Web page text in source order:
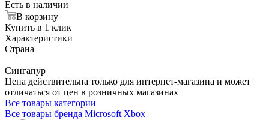
Есть в наличии
В корзину
Купить в 1 клик
Характеристики
Страна
—
Сингапур
Цена действительна только для интернет-магазина и может
отличаться от цен в розничных магазинах
Все товары категории
Все товары бренда Microsoft Xbox